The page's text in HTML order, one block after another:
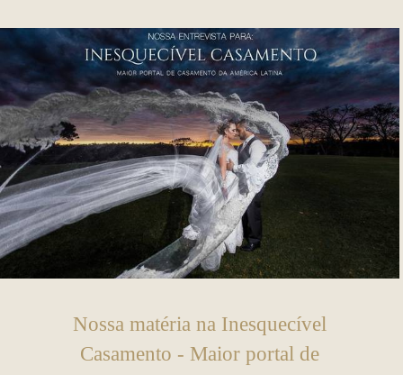
Nossa matéria na Inesquecível
Casamento - Maior portal de